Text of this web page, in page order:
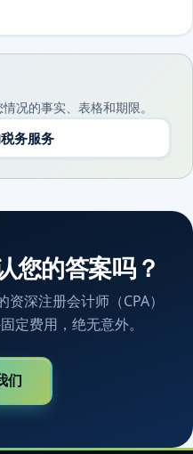
况的事实、表格和期限。
务服务
您的答案吗？
深注册会计师（CPA）
费用，绝无意外。
们